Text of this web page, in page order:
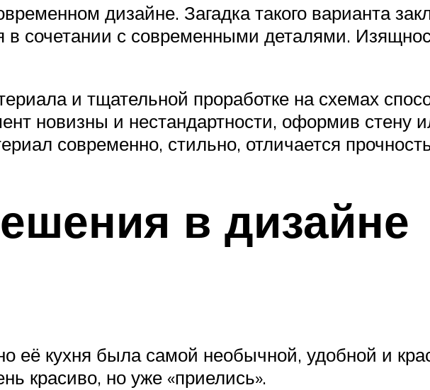
дизайне. Загадка такого варианта
сочетании с современными деталями.
и тщательной проработке на схемах
новизны и нестандартности, оформив стену
современно, стильно, отличается
в дизайне
её кухня была самой необычной, удобной и
красиво, но уже «приелись».